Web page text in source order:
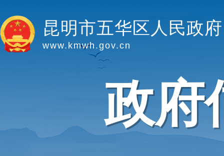
昆明市五华区人民政府
www.kmwh.gov.cn
政府